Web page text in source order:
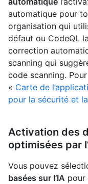
automatique pour
organisation qui
défaut ou CodeQL
correction
scanning qui
code scanning.
« Carte de
pour la sécurité et
Activation des
optimisées par
Vous pouvez
basées sur l’IA pour